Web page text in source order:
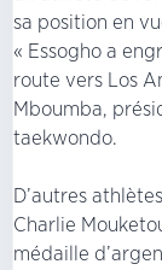
sa position en
« Essogho a
route vers Los
Mboumba,
taekwondo.
D’autres
Charlie
médaille